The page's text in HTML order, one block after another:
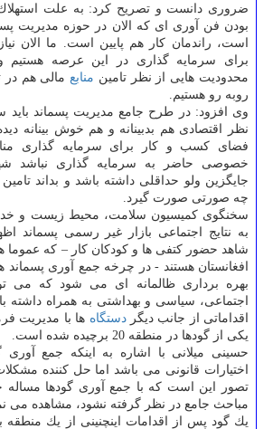
ضروری دانست و تصریح كرد: به علت
بودن فن آوری ای كه الان در حوزه مدیریت
است، راندمان كار هم پایین است. ما الان
برای سرمایه گذاری در این عرصه هستیم
محدودیت هایی از نظر تامین منابع مالی هم در
روبه رو هستیم.
وی افزود: در طرح جامع مدیریت پسماند باید
نظر اقتصادی هم بدبینانه و هم خوش بینانه
فضای كسب و كار برای سرمایه گذاری
خصوصی حاضر به سرمایه گذاری نباشد
جایگزین ولو حداقلی داشته باشد و بداند تامین
چه صورتی صورت گیرد.
سخنگوی كمیسیون سلامت، محیط زیست و
به نتایج اجتماعی بازار غیر رسمی پسماند
شاهد حضور كتفی ها و كودكان كار – كه عموما
افغانستان هستند - در چرخه جمع آوری پسماند
بهره برداری ظالمانه ای می شود كه می
اجتماعی، سیاسی و بهداشتی به همراه داشته
اقداماتی از جانب دیگردستگاه ها با مدیریت
یكی از گودها در منطقه 20 برچیده شده است.
حسینی میلانی با اشاره به اینكه جمع آوری
اختیارات قانونی می باشد اما حل كننده
تصور این است كه با جمع آوری گودها
مباحث جامع در نظر گرفته نشود، مشاهده می
یك گود پس از اقدامات اینچنینی از یك منطقه